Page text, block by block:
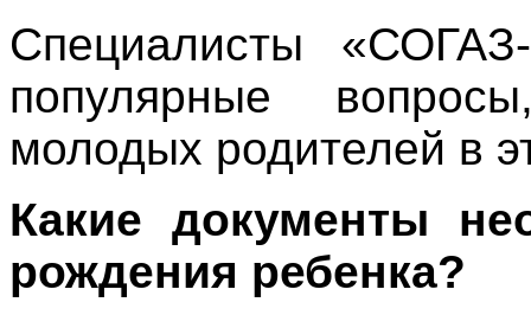
Специалисты
популярные
молодых родителей в
Какие документы
рождения ребенка?